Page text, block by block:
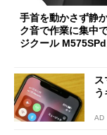
手首を動かさず静
ク音で作業に集中
ジクール
う
AD